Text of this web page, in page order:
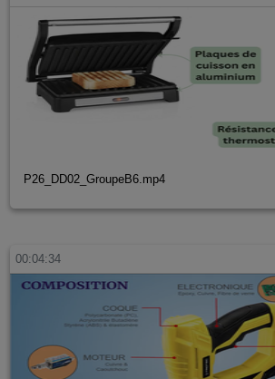
P26_DD02_GroupeB6.mp4
00:04:34